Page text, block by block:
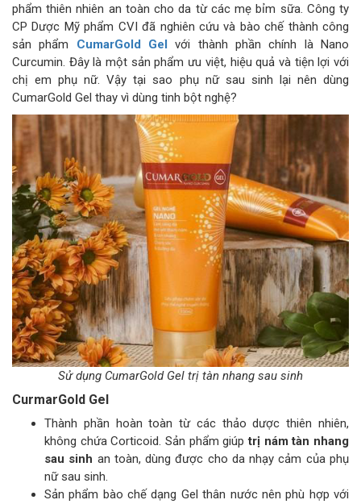
phẩm thiên nhiên an toàn cho da từ các mẹ bỉm sữa. Công ty
CP Dược Mỹ phẩm CVI đã nghiên cứu và bào chế thành công
sản phẩm CumarGold Gel với thành phần chính là Nano
Curcumin. Đây là một sản phẩm ưu việt, hiệu quả và tiện lợi với
chị em phụ nữ. Vậy tại sao phụ nữ sau sinh lại nên dùng
CumarGold Gel thay vì dùng tinh bột nghệ?
Sử dụng CumarGold Gel trị tàn nhang sau sinh
CurmarGold Gel
Thành phần hoàn toàn từ các thảo dược thiên nhiên,
không chứa Corticoid. Sản phẩm giúptrị nám tàn nhang
sau sinh an toàn, dùng được cho da nhạy cảm của phụ
nữ sau sinh.
Sản phẩm bào chế dạng Gel thân nước nên phù hợp với